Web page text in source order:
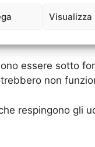
Visualizza
chimici.
essere sotto
non
respingono gli